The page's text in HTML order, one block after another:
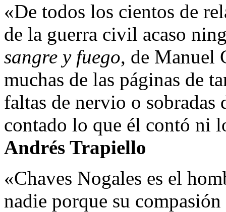
«De todos los cientos de
de la guerra civil acaso
sangre y fuego, de Manuel
muchas de las páginas de
faltas de nervio o
contado lo que él contó ni
Andrés Trapiello
«Chaves Nogales es el
nadie porque su